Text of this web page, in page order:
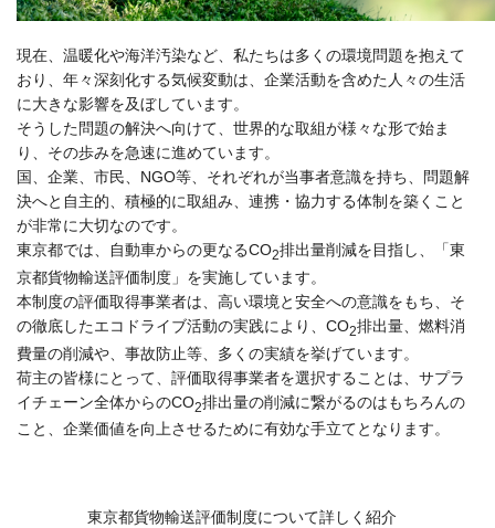
現在、温暖化や海洋汚染など、私たちは多くの環境問題を抱えて
おり、年々深刻化する気候変動は、企業活動を含めた人々の生活
に大きな影響を及ぼしています。
そうした問題の解決へ向けて、世界的な取組が様々な形で始ま
り、その歩みを急速に進めています。
国、企業、市民、NGO等、それぞれが当事者意識を持ち、問題解
決へと自主的、積極的に取組み、連携・協力する体制を築くこと
が非常に大切なのです。
東京都では、自動車からの更なるCO2排出量削減を目指し、「東
京都貨物輸送評価制度」を実施しています。
本制度の評価取得事業者は、高い環境と安全への意識をもち、そ
の徹底したエコドライブ活動の実践により、CO2排出量、燃料消
費量の削減や、事故防止等、多くの実績を挙げています。
荷主の皆様にとって、評価取得事業者を選択することは、サプラ
イチェーン全体からのCO2排出量の削減に繋がるのはもちろんの
こと、企業価値を向上させるために有効な手立てとなります。
東京都貨物輸送評価制度について詳しく紹介